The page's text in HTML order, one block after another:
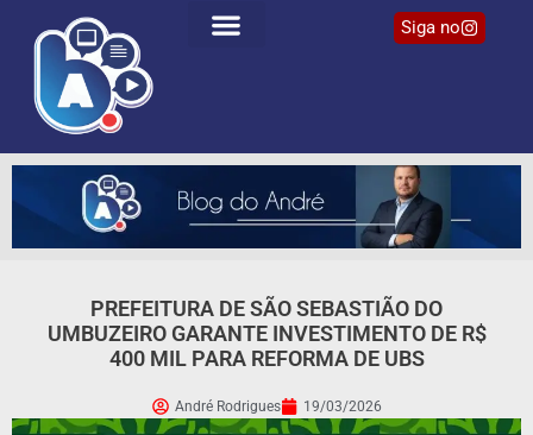
Siga no
PREFEITURA DE SÃO SEBASTIÃO DO
UMBUZEIRO GARANTE INVESTIMENTO DE R$
400 MIL PARA REFORMA DE UBS
André Rodrigues 19/03/2026